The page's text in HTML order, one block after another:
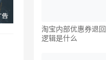
淘宝内部优惠券退回
逻辑是什么